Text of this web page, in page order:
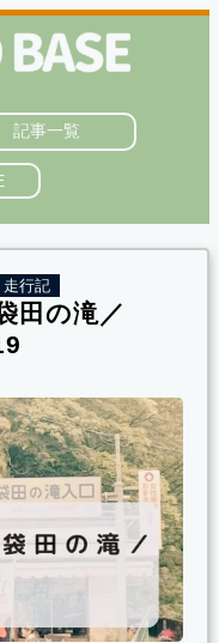
記事一覧
走行記
田の滝／